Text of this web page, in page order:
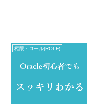
権限・ロール(ROLE)